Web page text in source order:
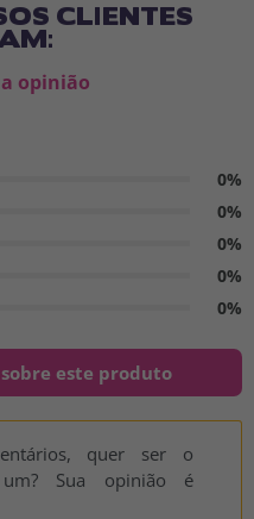
CLIENTES
opinião
0%
0%
0%
0%
0%
este produto
quer ser o
Sua opinião é